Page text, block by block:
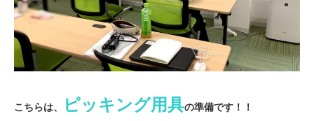
こちらは、 ピッキング用具の準備です！！